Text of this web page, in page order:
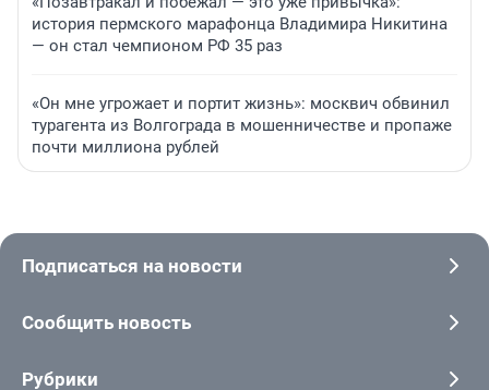
история пермского марафонца Владимира Никитина
— он стал чемпионом РФ 35 раз
«Он мне угрожает и портит жизнь»: москвич обвинил
турагента из Волгограда в мошенничестве и пропаже
почти миллиона рублей
Подписаться на новости
Сообщить новость
Рубрики